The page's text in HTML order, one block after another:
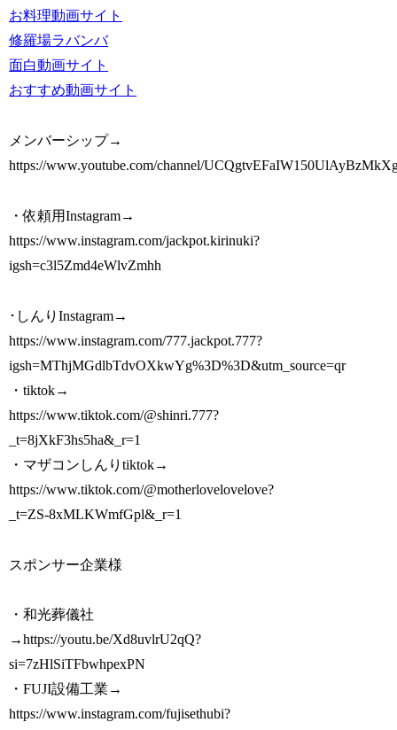
お料理動画サイト
修羅場ラバンバ
面白動画サイト
おすすめ動画サイト
メンバーシップ→
https://www.youtube.com/channel/
・依頼用Instagram→
https://www.instagram.com/jackpot.kirinuki?
igsh=c3l5Zmd4eWlvZmhh
･しんりInstagram→
https://www.instagram.com/777.jackpot.777?
igsh=MThjMGdlbTdvOXkwYg%3D%3D&utm_source=qr
・tiktok→
https://www.tiktok.com/@shinri.777?
_t=8jXkF3hs5ha&_r=1
・マザコンしんりtiktok→
https://www.tiktok.com/@motherlovelovelove?
_t=ZS-8xMLKWmfGpl&_r=1
スポンサー企業様
・和光葬儀社
→https://youtu.be/Xd8uvlrU2qQ?
si=7zHlSiTFbwhpexPN
・FUJI設備工業→
https://www.instagram.com/fujisethubi?